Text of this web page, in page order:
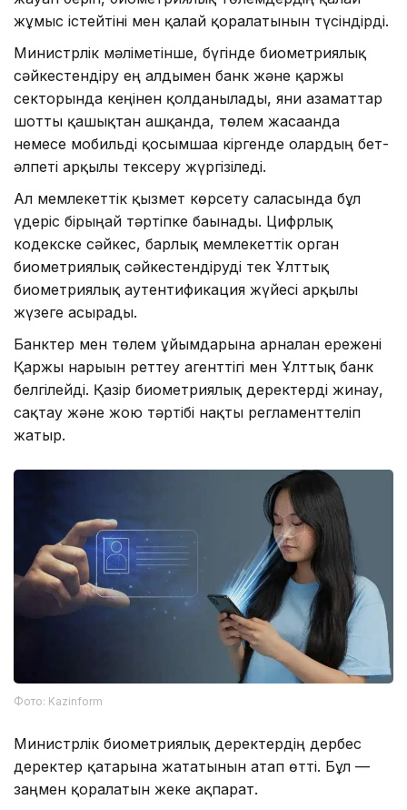
жұмыс істейтіні мен қалай қорғалатынын түсіндірді.
Министрлік мәліметінше, бүгінде биометриялық
сәйкестендіру ең алдымен банк және қаржы
секторында кеңінен қолданылады, яғни азаматтар
шотты қашықтан ашқанда, төлем жасағанда
немесе мобильді қосымшаға кіргенде олардың бет-
әлпеті арқылы тексеру жүргізіледі.
Ал мемлекеттік қызмет көрсету саласында бұл
үдеріс бірыңғай тәртіпке бағынады. Цифрлық
кодекске сәйкес, барлық мемлекеттік орган
биометриялық сәйкестендіруді тек Ұлттық
биометриялық аутентификация жүйесі арқылы
жүзеге асырады.
Банктер мен төлем ұйымдарына арналған ережені
Қаржы нарығын реттеу агенттігі мен Ұлттық банк
белгілейді. Қазір биометриялық деректерді жинау,
сақтау және жою тәртібі нақты регламенттеліп
жатыр.
Фото: Kazinform
Министрлік биометриялық деректердің дербес
деректер қатарына жататынын атап өтті. Бұл —
заңмен қорғалатын жеке ақпарат.